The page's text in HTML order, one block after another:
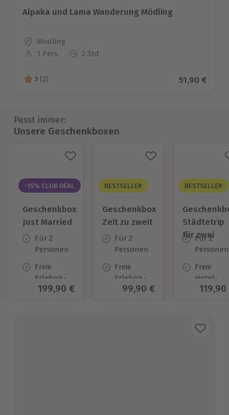
Alpaka und Lama Wanderung Mödling
Standort
Mödling
Anzahl der Teilnehmer
1 Pers. 2 Std
3 von 5 Sternen basierend auf 2 Bewertungen
3 (2) Aktueller
51,90 €
Passt immer:
Unsere Geschenkboxen
-15% CLUB DEAL
Geschenkbox
Just Married
Für 2
Personen
Freie
Erlebnis-
Auswahl
Aktueller Preis
199,90 €
BESTSELLER
Geschenkbox
Zeit zu zweit
Für 2
Personen
Freie
Erlebnis-
Auswahl
Aktueller Preis
99,90 €
BESTSELLER
Städtetrip
für zwei
Für 2
Personen
Freie
Hotel-
Auswahl